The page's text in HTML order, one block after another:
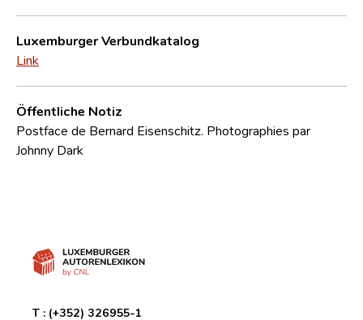
Luxemburger Verbundkatalog
Link
Öffentliche Notiz
Postface de Bernard Eisenschitz. Photographies par
Johnny Dark
T : (+352) 326955-1